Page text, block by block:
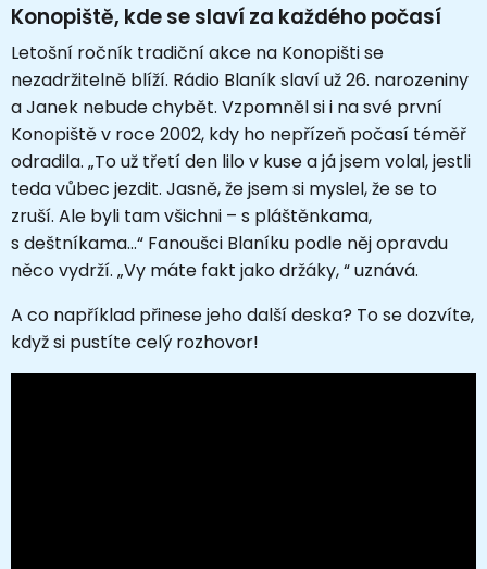
Konopiště, kde se slaví za každého počasí
Letošní ročník tradiční akce na Konopišti se
nezadržitelně blíží. Rádio Blaník slaví už 26. narozeniny
a Janek nebude chybět. Vzpomněl si i na své první
Konopiště v roce 2002, kdy ho nepřízeň počasí téměř
odradila. „To už třetí den lilo v kuse a já jsem volal, jestli
teda vůbec jezdit. Jasně, že jsem si myslel, že se to
zruší. Ale byli tam všichni – s pláštěnkama,
s deštníkama...“ Fanoušci Blaníku podle něj opravdu
něco vydrží. „Vy máte fakt jako držáky, “ uznává.
A co například přinese jeho další deska? To se dozvíte,
když si pustíte celý rozhovor!